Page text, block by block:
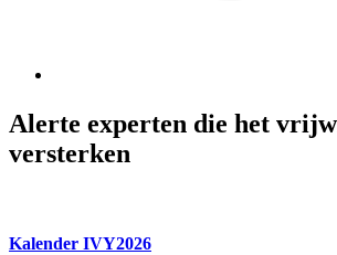
Alerte experten die het
versterken
Kalender IVY2026